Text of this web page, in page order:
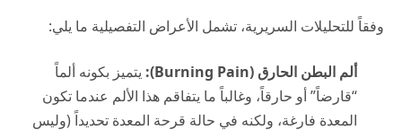
وفقاً للتحليلات السريرية، تشمل الأعراض التفصيلية ما يلي:
ألم البطن الحارق (Burning Pain):
يتميز بكونه ألماً
“قارضاً” أو حارقاً، وغالباً ما يتفاقم هذا الألم عندما تكون
المعدة فارغة، ولكنه في حالة قرحة المعدة تحديداً (وليس